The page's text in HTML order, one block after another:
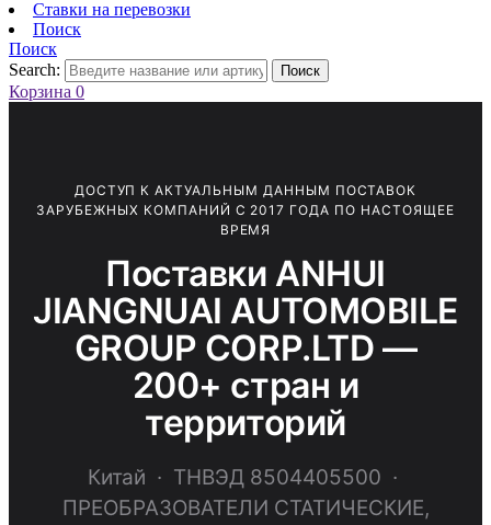
Ставки на перевозки
Поиск
Поиск
Search:
Поиск
Корзина 0
ДОСТУП К АКТУАЛЬНЫМ ДАННЫМ ПОСТАВОК
ЗАРУБЕЖНЫХ КОМПАНИЙ С 2017 ГОДА ПО НАСТОЯЩЕЕ
ВРЕМЯ
Поставки ANHUI
JIANGNUAI AUTOMOBILE
GROUP CORP.LTD —
200+ стран и
территорий
Китай · ТНВЭД 8504405500 ·
ПРЕОБРАЗОВАТЕЛИ СТАТИЧЕСКИЕ,